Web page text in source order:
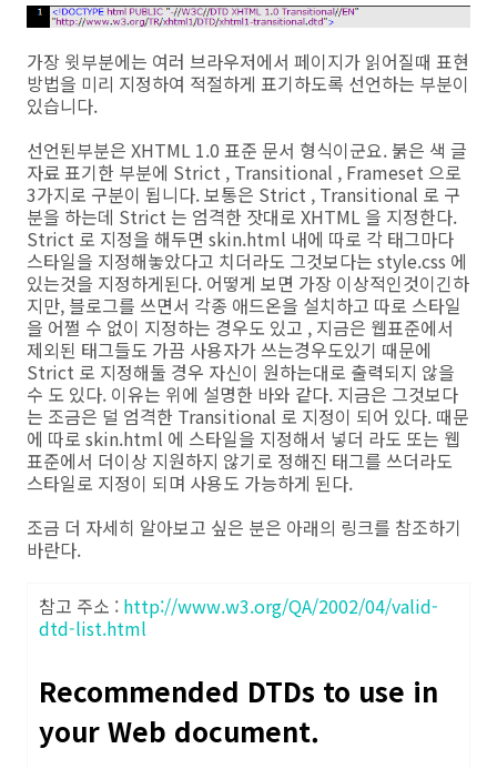
가장 윗부분에는 여러 브라우저에서 페이지가 읽어질때 표현
방법을 미리 지정하여 적절하게 표기하도록 선언하는 부분이
있습니다.
선언된부분은 XHTML 1.0 표준 문서 형식이군요. 붉은 색 글
자료 표기한 부분에 Strict , Transitional , Frameset 으로
3가지로 구분이 됩니다. 보통은 Strict , Transitional 로 구
분을 하는데 Strict 는 엄격한 잣대로 XHTML 을 지정한다.
Strict 로 지정을 해두면 skin.html 내에 따로 각 태그마다
스타일을 지정해놓았다고 치더라도 그것보다는 style.css 에
있는것을 지정하게된다. 어떻게 보면 가장 이상적인것이긴하
지만, 블로그를 쓰면서 각종 애드온을 설치하고 따로 스타일
을 어쩔 수 없이 지정하는 경우도 있고 , 지금은 웹표준에서
제외된 태그들도 가끔 사용자가 쓰는경우도있기 때문에
Strict 로 지정해둘 경우 자신이 원하는대로 출력되지 않을
수 도 있다. 이유는 위에 설명한 바와 같다. 지금은 그것보다
는 조금은 덜 엄격한 Transitional 로 지정이 되어 있다. 때문
에 따로 skin.html 에 스타일을 지정해서 넣더 라도 또는 웹
표준에서 더이상 지원하지 않기로 정해진 태그를 쓰더라도
스타일로 지정이 되며 사용도 가능하게 된다.
조금 더 자세히 알아보고 싶은 분은 아래의 링크를 참조하기
바란다.
참고 주소 : http://www.w3.org/QA/2002/04/valid-
dtd-list.html
Recommended DTDs to use in
your Web document.